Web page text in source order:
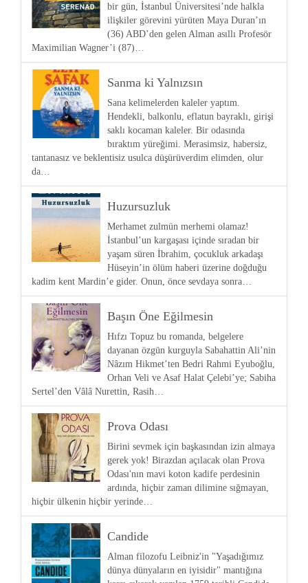
bir gün, İstanbul Üniversitesi’nde halkla
ilişkiler görevini yürüten Maya Duran’ın
(36) ABD’den gelen Alman asıllı Profesör
Maximilian Wagner’i (87)…
Sanma ki Yalnızsın
Sana kelimelerden kaleler yaptım.
Hendekli, balkonlu, eflatun bayraklı, girişi
saklı kocaman kaleler. Bir odasında
bıraktım yüreğimi. Merasimsiz, habersiz,
tantanasız ve beklentisiz usulca düşürüverdim elimden, olur
da…
Huzursuzluk
Merhamet zulmün merhemi olamaz!
İstanbul’un kargaşası içinde sıradan bir
yaşam süren İbrahim, çocukluk arkadaşı
Hüseyin’in ölüm haberi üzerine doğduğu
kadim kent Mardin’e gider. Onun, önce sevdaya sonra…
Başın Öne Eğilmesin
Hıfzı Topuz bu romanda, belgelere
dayanan özgün kurguyla Sabahattin Ali’nin
Nâzım Hikmet’ten Bedri Rahmi Eyuboğlu,
Orhan Veli ve Asaf Halat Çelebi’ye; Sabiha
Sertel’den Vâlâ Nurettin, Rasih…
Prova Odası
Birini sevmek için başkasından izin almaya
gerek yok! Birazdan açılacak olan Prova
Odası'nın mavi koton kadife perdesinin
ardında, hiçbir zaman dilimine sığmayan,
hiçbir ülkenin hiçbir yerinde…
Candide
Alman filozofu Leibniz'in "Yaşadığımız
dünya dünyaların en iyisidir" mantığına